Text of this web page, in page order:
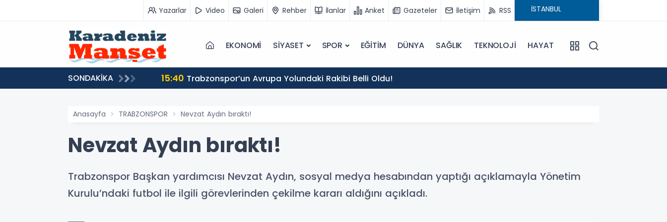
Yazarlar Video Galeri Rehber İlanlar Anket Gazeteler İletişim RSS
EKONOMİ SİYASET SPOR EĞİTİM DÜNYA SAĞLIK TEKNOLOJİ HAYAT
SONDAKİKA 15:40 Trabzonspor’un Avrupa Yolundaki Rakibi Belli Oldu!
Anasayfa TRABZONSPOR Nevzat Aydın bıraktı!
Nevzat Aydın bıraktı!
Trabzonspor Başkan yardımcısı Nevzat Aydın, sosyal medya hesabından yaptığı açıklamayla Yönetim
Kurulu’ndaki futbol ile ilgili görevlerinden çekilme kararı aldığını açıkladı.